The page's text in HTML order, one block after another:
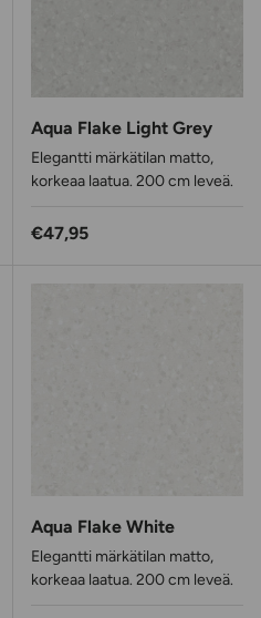
Aqua Flake Light Grey
Elegantti märkätilan matto,
korkeaa laatua. 200 cm leveä.
Normaalihinta
€47,95
Aqua Flake White
Elegantti märkätilan matto,
korkeaa laatua. 200 cm leveä.